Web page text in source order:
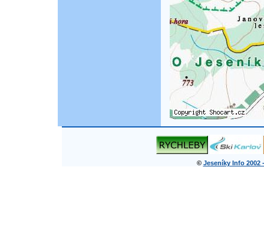
© Jeseníky Info 2002